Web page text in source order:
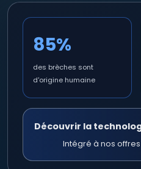
85%
des brèches sont
d'origine humaine
Découvrir la
Intégré à nos